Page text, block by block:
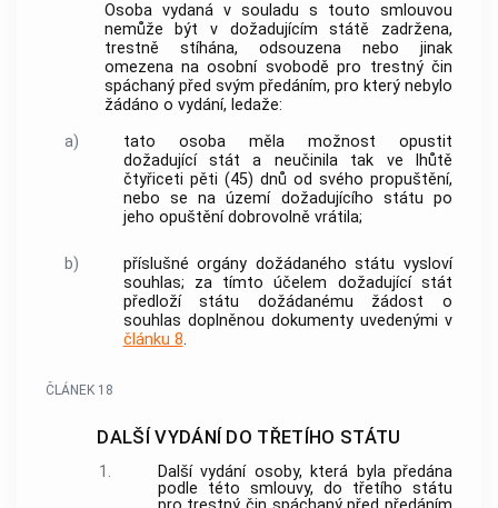
Osoba vydaná v souladu s touto smlouvou
nemůže být v dožadujícím státě zadržena,
trestně stíhána, odsouzena nebo jinak
omezena na osobní svobodě pro trestný čin
spáchaný před svým předáním, pro který nebylo
žádáno o vydání, ledaže:
a)
tato osoba měla možnost opustit
dožadující stát a neučinila tak ve lhůtě
čtyřiceti pěti (45) dnů od svého propuštění,
nebo se na území dožadujícího státu po
jeho opuštění dobrovolně vrátila;
b)
příslušné orgány dožádaného státu vysloví
souhlas; za tímto účelem dožadující stát
předloží státu dožádanému žádost o
souhlas doplněnou dokumenty uvedenými v
článku 8.
ČLÁNEK 18
DALŠÍ VYDÁNÍ DO TŘETÍHO STÁTU
1.
Další vydání osoby, která byla předána
podle této smlouvy, do třetího státu